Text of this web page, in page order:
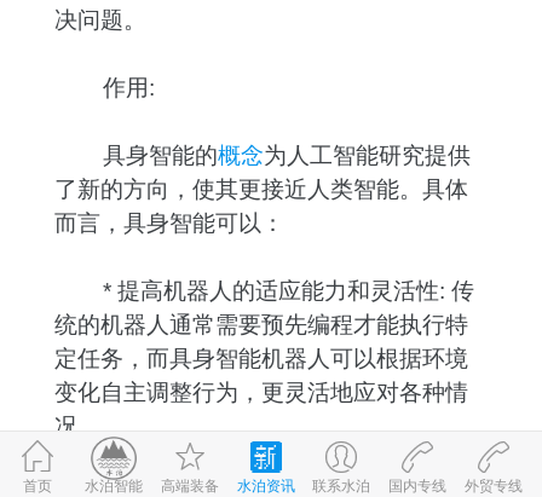
决问题。
作用:
具身智能的概念为人工智能研究提供
了新的方向，使其更接近人类智能。具体
而言，具身智能可以：
* 提高机器人的适应能力和灵活性: 传
统的机器人通常需要预先编程才能执行特
定任务，而具身智能机器人可以根据环境
变化自主调整行为，更灵活地应对各种情
况。
* 促进机器学习和认知发展: 通过与环
©2017-2026水泊智能 鲁ICP备09059980号-1 鲁公网安备 37083202370898号
首页 水泊智能 高端装备 水泊资讯 联系水泊 国内专线 外贸专线